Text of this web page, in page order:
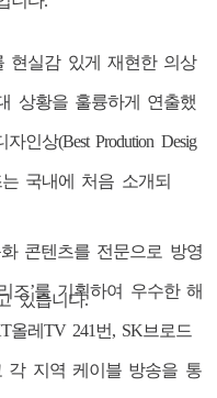
현실감 있게 재현한 의상
상황을 훌륭하게 연출했
인상(Best Prodution Desig
국내에 처음 소개되
콘텐츠를 전문으로 방영
즈’를 기획하여 우수한 해
있습니다.
올레TV 241번, SK브로드
각 지역 케이블 방송을 통